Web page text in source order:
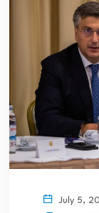
July 5,